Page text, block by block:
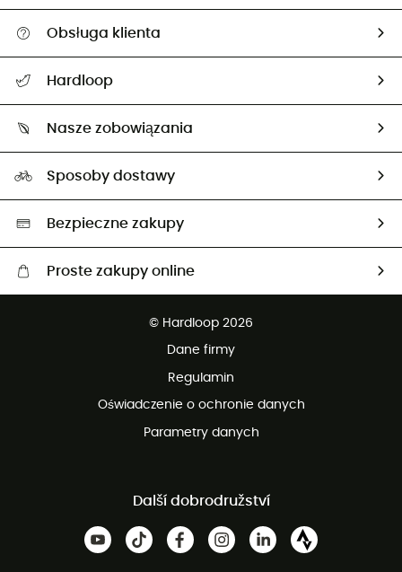
Obsługa klienta
Śledzenie przesyłki
Zwrot artykułów i zwrot środków
Hardloop
Ambasadorzy
Nasze zobowiązania
Neutralność węglowa
Wybrane produkty eko
Sposoby dostawy
Bezpieczne zakupy
Proste zakupy online
100 dni na bezpłatny zwrot
© Hardloop 2026
Dane firmy
Regulamin
Oświadczenie o ochronie danych
Parametry danych
Další dobrodružství